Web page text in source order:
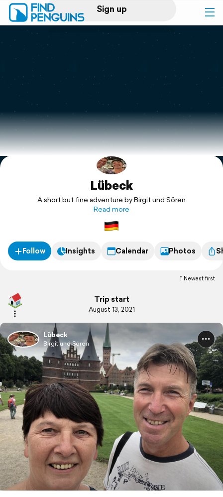
Sign up
Log in
Print a book
Flyover video
Explore
Lübeck
A short but fine adventure by Birgit und Sören
Read more
Follow Insights Calendar Photos
Newest first
Trip start
August 13, 2021
Lübeck
Birgit und Sören